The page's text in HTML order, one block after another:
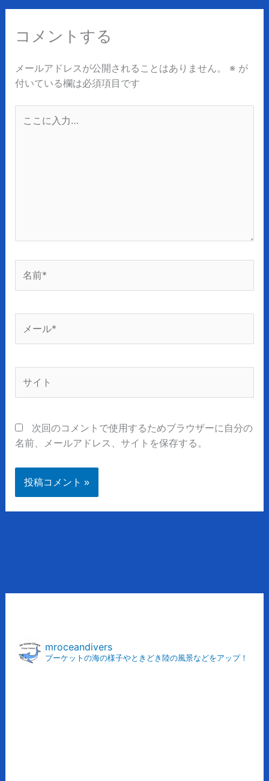
コメントする
メールアドレスが公開されることはありません。 ※ が
付いている欄は必須項目です
前
*
次回のコメントで使用するためブラウザーに自分の
名前、メールアドレス、サイトを保存する。
mroceandivers
プーケットの海の様子やときどき陸の風景などをアップ！
カ
イ